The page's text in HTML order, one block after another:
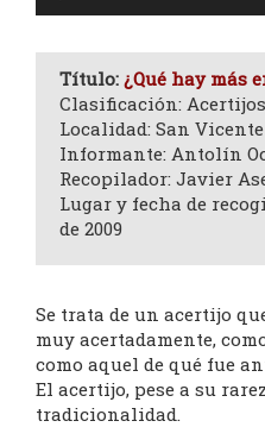
Título: ¿Qué hay más
Clasificación: Acertijos
Localidad: San
Informante: Antolín
Recopilador: Javier
Lugar y fecha de
de 2009
Se trata de un acertijo
muy acertadamente,
como aquel de qué fue
El acertijo, pese a su
tradicionalidad.